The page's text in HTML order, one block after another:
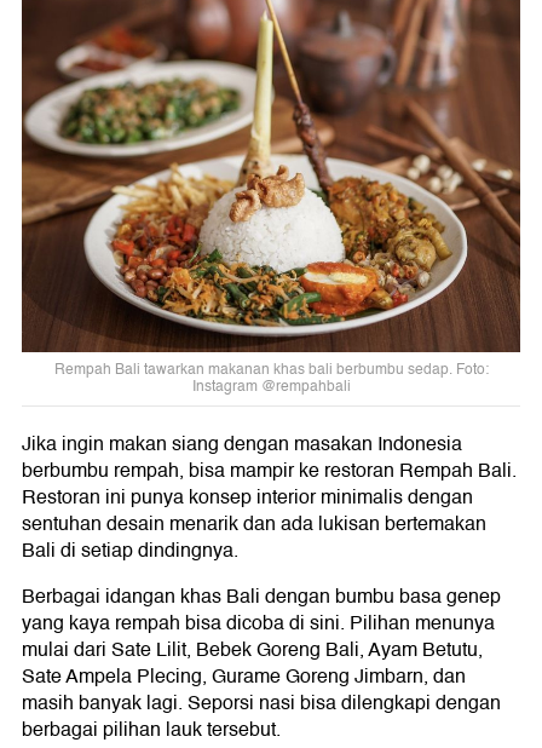
Rempah Bali tawarkan makanan khas bali berbumbu sedap. Foto:
Instagram @rempahbali
Jika ingin makan siang dengan masakan Indonesia
berbumbu rempah, bisa mampir ke restoran Rempah Bali.
Restoran ini punya konsep interior minimalis dengan
sentuhan desain menarik dan ada lukisan bertemakan
Bali di setiap dindingnya.
Berbagai idangan khas Bali dengan bumbu basa genep
yang kaya rempah bisa dicoba di sini. Pilihan menunya
mulai dari Sate Lilit, Bebek Goreng Bali, Ayam Betutu,
Sate Ampela Plecing, Gurame Goreng Jimbarn, dan
masih banyak lagi. Seporsi nasi bisa dilengkapi dengan
berbagai pilihan lauk tersebut.